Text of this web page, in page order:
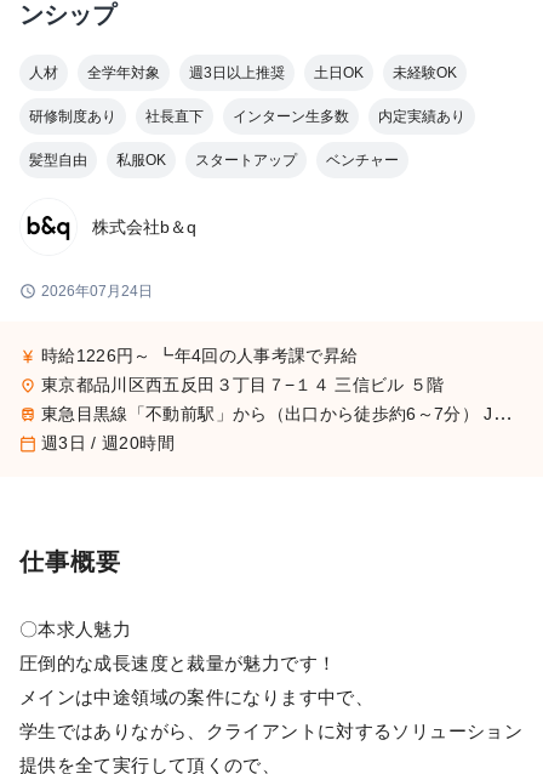
ンシップ
人材 全学年対象 週3日以上推奨 土日OK 未経験OK
研修制度あり 社長直下 インターン生多数 内定実績あり
髪型自由 私服OK スタートアップ ベンチャー
株式会社b＆q
schedule 2026年07月24日
currency_yen 時給1226円～ ┗年4回の人事考課で昇給
place 東京都品川区西五反田３丁目７−１４ 三信ビル ５階
train 東急目黒線「不動前駅」から（出口から徒歩約6～7分） JR山手線／都営浅草線／東急池上線「五反田駅」から（A2出口または東口から徒歩約8～9分） 東急池上線「大崎広小路駅」から（徒歩約8分）
calendar_today 週3日 / 週20時間
仕事概要
〇本求人魅力
圧倒的な成長速度と裁量が魅力です！
メインは中途領域の案件になります中で、
学生ではありながら、クライアントに対するソリューション
提供を全て実行して頂くので、